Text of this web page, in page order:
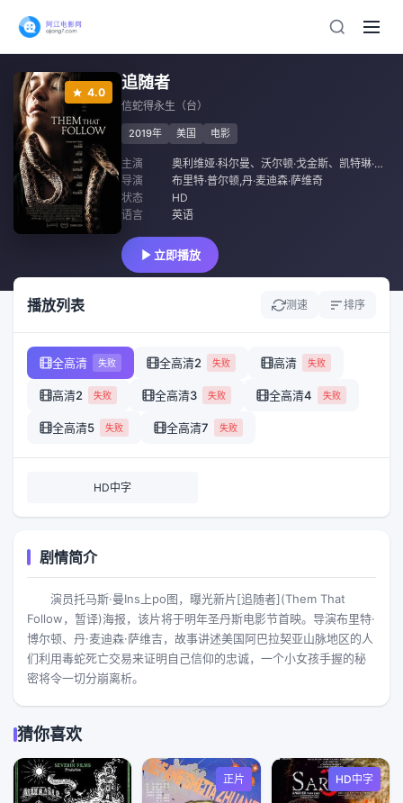
4.0
追随者
信蛇得永生（台）
2019年 美国 电影
主演 奥利维娅·科尔曼、 沃尔顿·戈金斯、 凯特琳·德弗
导演
布里特·普尔顿,丹·麦迪森·萨维奇
状态
HD
语言
英语
立即播放
播放列表 测速 排序
全高清 失败 全高清2 失败 高清 失败
高清2 失败 全高清3 失败 全高清4 失败
全高清5 失败 全高清7 失败
HD中字
剧情简介
演员托马斯·曼Ins上po图，曝光新片[追随者](Them That
Follow，暂译)海报，该片将于明年圣丹斯电影节首映。导演布里特·
博尔顿、丹·麦迪森·萨维吉，故事讲述美国阿巴拉契亚山脉地区的人
们利用毒蛇死亡交易来证明自己信仰的忠诚，一个小女孩手握的秘
密将令一切分崩离析。
猜你喜欢
正片 HD中字